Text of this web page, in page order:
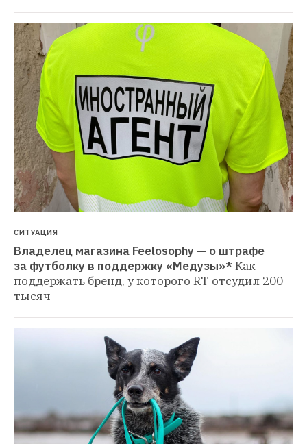
СИТУАЦИЯ
Владелец магазина Feelosophy — о штрафе
за футболку в поддержку «Медузы»*Как
поддержать бренд, у которого RT отсудил 200
тысяч